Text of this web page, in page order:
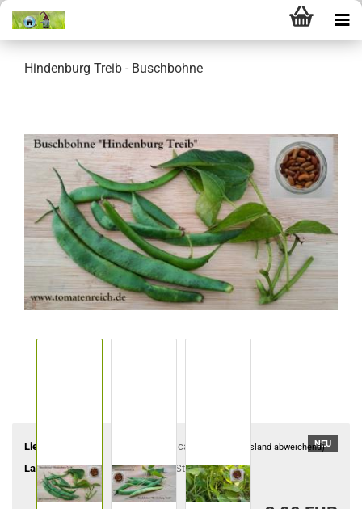
Hindenburg Treib - Buschbohne
NEU
Lieferzeit: ca. 4-6 Tage (Ausland abweichend)
Lagerbestand: 3Stück